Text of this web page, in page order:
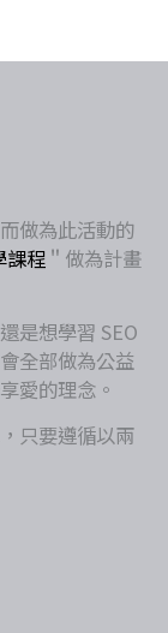
做為此活動的
課程 ＂做為計畫
是想學習 SEO
全部做為公益
愛的理念。
只要遵循以兩